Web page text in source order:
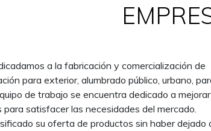
a la fabricación y comercialización de
para exterior, alumbrado público, urbano,
de trabajo se encuentra dedicado a
para satisfacer las necesidades del mercado.
su oferta de productos sin haber dejado